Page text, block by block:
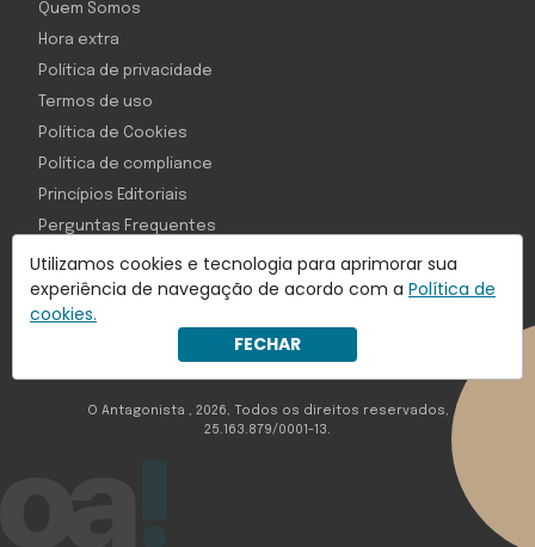
Utilizamos cookies e tecnologia para aprimorar sua
experiência de navegação de acordo com a Política de
cookies.
FECHAR
Com inteligência e tecnologia:
Object1ve - Marketing Solution
Quem Somos
Hora extra
Política de privacidade
Termos de uso
Política de Cookies
Política de compliance
Princípios Editoriais
Perguntas Frequentes
O Antagonista , 2026, Todos os direitos reservados,
25.163.879/0001-13.